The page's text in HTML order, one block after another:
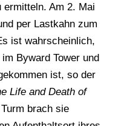
ermitteln. Am 2. Mai
per Lastkahn zum
ist wahrscheinlich,
Byward Tower und
ist, so der
Life and Death of
brach sie